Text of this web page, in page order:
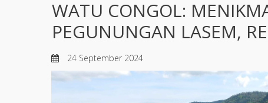
WATU CONGOL:
PEGUNUNGAN LASEM,
24 September 2024